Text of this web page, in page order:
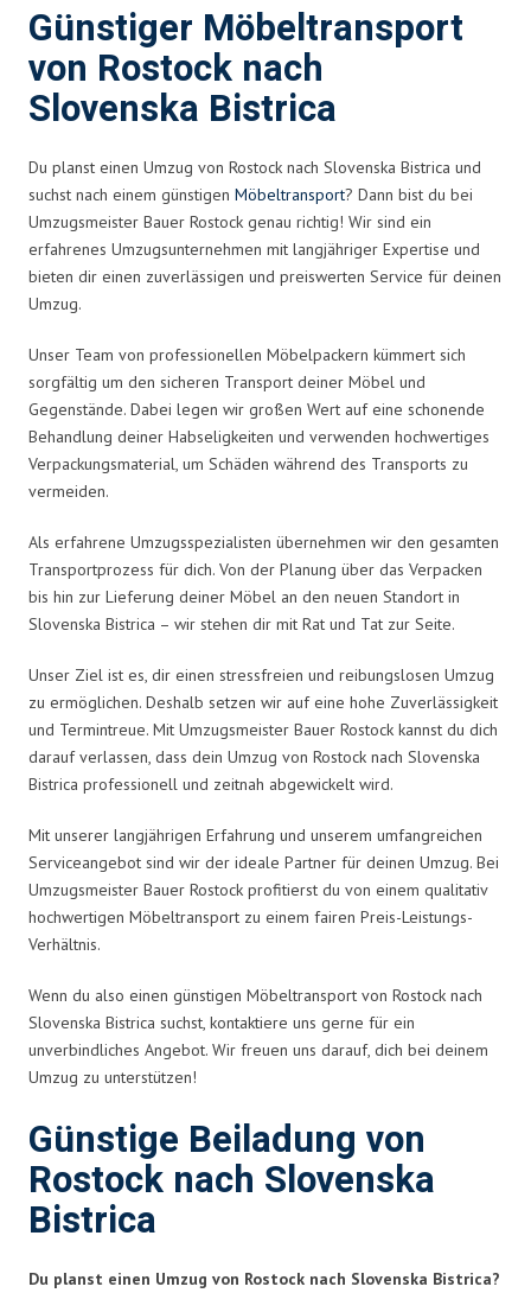
Günstiger Möbeltransport
von Rostock nach
Slovenska Bistrica
Du planst einen Umzug von Rostock nach Slovenska Bistrica und
suchst nach einem günstigen Möbeltransport? Dann bist du bei
Umzugsmeister Bauer Rostock genau richtig! Wir sind ein
erfahrenes Umzugsunternehmen mit langjähriger Expertise und
bieten dir einen zuverlässigen und preiswerten Service für deinen
Umzug.
Unser Team von professionellen Möbelpackern kümmert sich
sorgfältig um den sicheren Transport deiner Möbel und
Gegenstände. Dabei legen wir großen Wert auf eine schonende
Behandlung deiner Habseligkeiten und verwenden hochwertiges
Verpackungsmaterial, um Schäden während des Transports zu
vermeiden.
Als erfahrene Umzugsspezialisten übernehmen wir den gesamten
Transportprozess für dich. Von der Planung über das Verpacken
bis hin zur Lieferung deiner Möbel an den neuen Standort in
Slovenska Bistrica – wir stehen dir mit Rat und Tat zur Seite.
Unser Ziel ist es, dir einen stressfreien und reibungslosen Umzug
zu ermöglichen. Deshalb setzen wir auf eine hohe Zuverlässigkeit
und Termintreue. Mit Umzugsmeister Bauer Rostock kannst du dich
darauf verlassen, dass dein Umzug von Rostock nach Slovenska
Bistrica professionell und zeitnah abgewickelt wird.
Mit unserer langjährigen Erfahrung und unserem umfangreichen
Serviceangebot sind wir der ideale Partner für deinen Umzug. Bei
Umzugsmeister Bauer Rostock profitierst du von einem qualitativ
hochwertigen Möbeltransport zu einem fairen Preis-Leistungs-
Verhältnis.
Wenn du also einen günstigen Möbeltransport von Rostock nach
Slovenska Bistrica suchst, kontaktiere uns gerne für ein
unverbindliches Angebot. Wir freuen uns darauf, dich bei deinem
Umzug zu unterstützen!
Günstige Beiladung von
Rostock nach Slovenska
Bistrica
Du planst einen Umzug von Rostock nach Slovenska Bistrica?